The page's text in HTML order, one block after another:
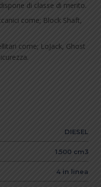
di classe di merito.
come; Block Shaft,
come; LoJack, Ghost
DIESEL
1.500 cm3
4 in linea